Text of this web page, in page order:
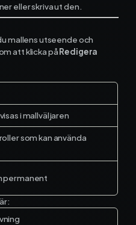
eller skriva ut den.
mallens utseende och
att klicka påRedigera
i mallväljaren
som kan använda
permanent
är: